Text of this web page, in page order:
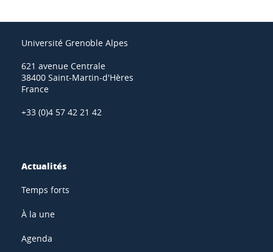
Université Grenoble Alpes
621 avenue Centrale
38400 Saint-Martin-d'Hères
France
+33 (0)4 57 42 21 42
Actualités
Temps forts
À la une
Agenda